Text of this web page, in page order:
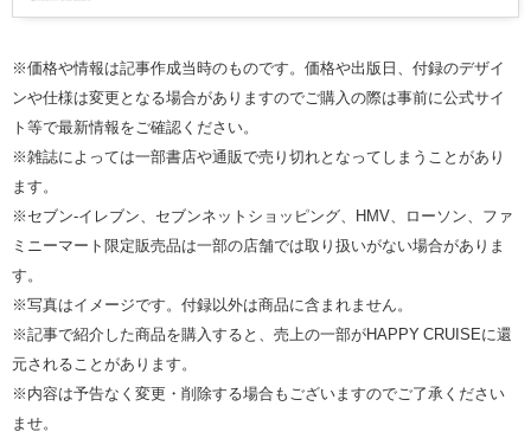
※価格や情報は記事作成当時のものです。価格や出版日、付録のデザイ
ンや仕様は変更となる場合がありますのでご購入の際は事前に公式サイ
ト等で最新情報をご確認ください。
※雑誌によっては一部書店や通販で売り切れとなってしまうことがあり
ます。
※セブン‐イレブン、セブンネットショッピング、HMV、ローソン、ファ
ミニーマート限定販売品は一部の店舗では取り扱いがない場合がありま
す。
※写真はイメージです。付録以外は商品に含まれません。
※記事で紹介した商品を購入すると、売上の一部がHAPPY CRUISEに還
元されることがあります。
※内容は予告なく変更・削除する場合もございますのでご了承ください
ませ。